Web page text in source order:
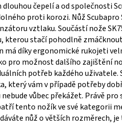
dlouhou čepelí a od společnosti
proti korozi. Nůž Scubapro
vztlaku. Součástí nože
kterou stačí pohodlně
má díky ergonomické rukojeti
pro možnost dalšího zajištění
potřeb každého uživatele.
který vám v případě potřeby
vůbec překážet. Právě pro
tento nožík ve své kategorii
nůž o větších rozměrech,